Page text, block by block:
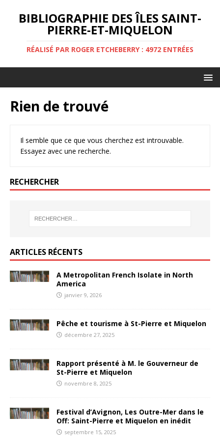
BIBLIOGRAPHIE DES ÎLES SAINT-
PIERRE-ET-MIQUELON
RÉALISÉ PAR ROGER ETCHEBERRY : 4972 ENTRÉES
Rien de trouvé
Il semble que ce que vous cherchez est introuvable.
Essayez avec une recherche.
RECHERCHER
ARTICLES RÉCENTS
A Metropolitan French Isolate in North
America
janvier 9, 2026
Pêche et tourisme à St-Pierre et Miquelon
décembre 27, 2025
Rapport présenté à M. le Gouverneur de
St-Pierre et Miquelon
novembre 8, 2025
Festival d’Avignon, Les Outre-Mer dans le
Off: Saint-Pierre et Miquelon en inédit
septembre 15, 2025